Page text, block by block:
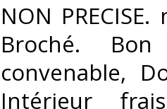
‎NON
Broché.
convenable,
Intérieur